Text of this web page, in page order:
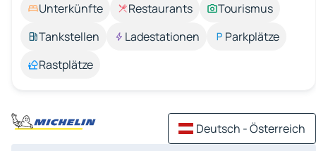
Unterkünfte Restaurants
Tourismus
Tankstellen
Ladestationen
Parkplätze
Rastplätze
Deutsch - Österreich